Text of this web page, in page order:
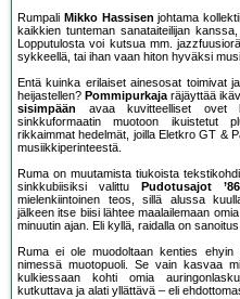
Rumpali Mikko Hassisen johtama
kaikkien tunteman sanataiteilijan
Lopputulosta voi kutsua mm.
sykkeellä, tai ihan vaan hiton hyväksi
Entä kuinka erilaiset ainesosat toimivat
heijastellen? Pommipurkajaräjäyttää
sisimpään avaa kuvitteelliset ovet
sinkkuformaatin muotoon ikuistetut
rikkaimmat hedelmät, joilla Eletkro GT &
musiikkiperinteestä.
Ruma on muutamista tiukoista
sinkkubiisiksi valittu
Pudotusajot ’86
mielenkiintoinen teos, sillä alussa
jälkeen itse biisi lähtee maalailemaan
minuutin ajan. Eli kyllä, raidalla on
Ruma ei ole muodoltaan kenties
nimessä muotopuoli. Se vain kasvaa
kulkiessaan kohti omia
kutkuttava ja alati yllättävä – eli